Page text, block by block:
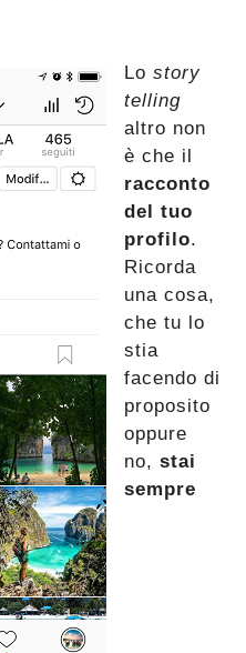
Lostory
telling
altro non
è che il
racconto
del tuo
profilo.
Ricorda
una cosa,
che tu lo
stia
facendo di
proposito
oppure
no,stai
sempre